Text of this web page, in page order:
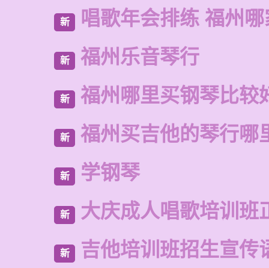
新 唱歌年会排练 福州
新 福州乐音琴行
新 福州哪里买钢琴比较
新 福州买吉他的琴行哪
新 学钢琴
新 大庆成人唱歌培训班
新 吉他培训班招生宣传